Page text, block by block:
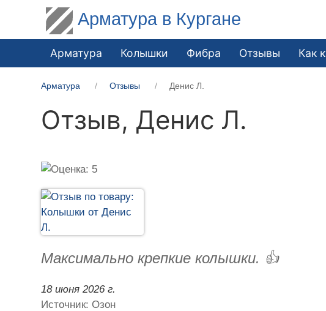
Арматура в Кургане
Арматура Колышки Фибра Отзывы Как
Арматура Отзывы Денис Л.
Отзыв, Денис Л.
Максимально крепкие колышки. 👍
18 июня 2026 г.
Источник: Озон